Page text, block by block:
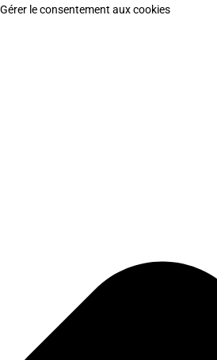
Gérer le consentement aux cookies